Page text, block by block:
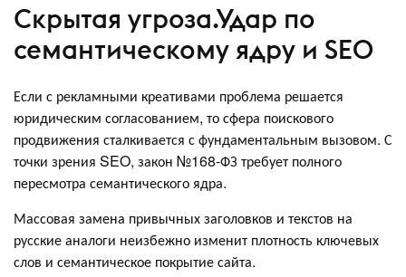
Скрытая угроза.Удар по
семантическому ядру и SEO
Если с рекламными креативами проблема решается
юридическим согласованием, то сфера поискового
продвижения сталкивается с фундаментальным вызовом. С
точки зрения SEO, закон №168-ФЗ требует полного
пересмотра семантического ядра.
Массовая замена привычных заголовков и текстов на
русские аналоги неизбежно изменит плотность ключевых
слов и семантическое покрытие сайта.